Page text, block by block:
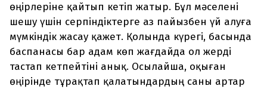
өңірлеріне қайтып кетіп жатыр. Бұл мәселені
шешу үшін серпіндіктерге аз пайызбен үй алуға
мүмкіндік жасау қажет. Қолында күрегі, басында
баспанасы бар адам көп жағдайда ол жерді
тастап кетпейтіні анық. Осылайша, оқыған
өңірінде тұрақтап қалатындардың саны артар